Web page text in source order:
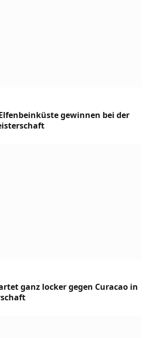
gewinnen bei der
ganz locker gegen Curacao in